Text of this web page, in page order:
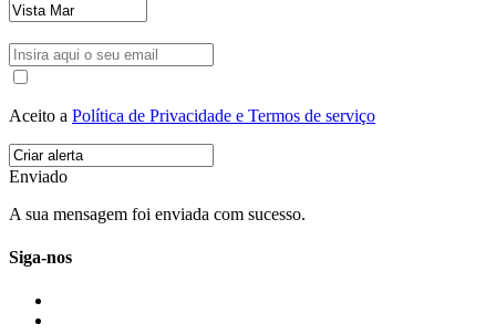
Aceito a Política de Privacidade e Termos de serviço
Enviado
A sua mensagem foi enviada com sucesso.
Siga-nos